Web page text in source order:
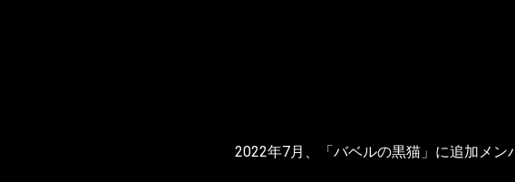
2022年7月、「バベルの黒猫」に追加メン